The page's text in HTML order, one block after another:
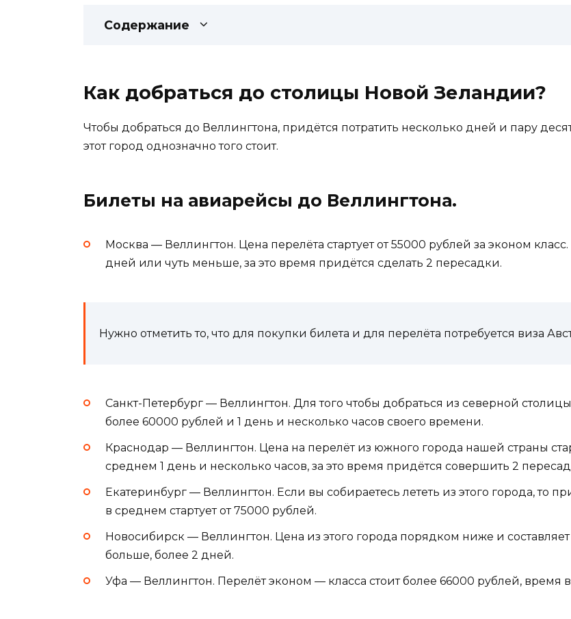
Содержание
Как добраться до столицы Новой Зеландии?
Чтобы добраться до Веллингтона, придётся потратить несколько дней и пару
этот город однозначно того стоит.
Билеты на авиарейсы до Веллингтона.
Москва — Веллингтон. Цена перелёта стартует от 55000 рублей за эконом
дней или чуть меньше, за это время придётся сделать 2 пересадки.
Нужно отметить то, что для покупки билета и для перелёта потребуется виза
Санкт-Петербург — Веллингтон. Для того чтобы добраться из северной
более 60000 рублей и 1 день и несколько часов своего времени.
Краснодар — Веллингтон. Цена на перелёт из южного города нашей страны
среднем 1 день и несколько часов, за это время придётся совершить 2
Екатеринбург — Веллингтон. Если вы собираетесь лететь из этого города, то
в среднем стартует от 75000 рублей.
Новосибирск — Веллингтон. Цена из этого города порядком ниже и
больше, более 2 дней.
Уфа — Веллингтон. Перелёт эконом — класса стоит более 66000 рублей, время